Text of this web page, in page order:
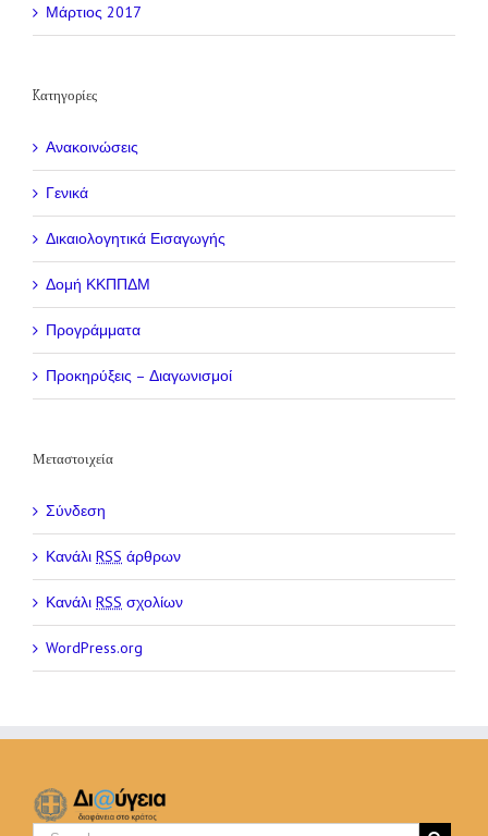
Μάρτιος 2017
Kατηγορίες
Ανακοινώσεις
Γενικά
Δικαιολογητικά Εισαγωγής
Δομή ΚΚΠΠΔΜ
Προγράμματα
Προκηρύξεις – Διαγωνισμοί
Μεταστοιχεία
Σύνδεση
Κανάλι RSS άρθρων
Κανάλι RSS σχολίων
WordPress.org